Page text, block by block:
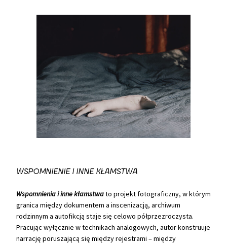
WSPOMNIENIE I INNE KŁAMSTWA
Wspomnienia i inne kłamstwato projekt fotograficzny, w którym
granica między dokumentem a inscenizacją, archiwum
rodzinnym a autofikcją staje się celowo półprzezroczysta.
Pracując wyłącznie w technikach analogowych, autor konstruuje
narrację poruszającą się między rejestrami – między